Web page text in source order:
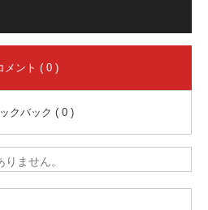
メント ( 0 )
クバック ( 0 )
ません。